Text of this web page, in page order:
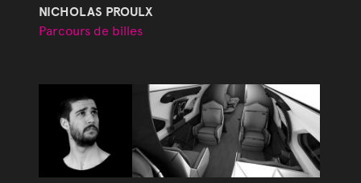
NICHOLAS PROULX
Parcours de billes